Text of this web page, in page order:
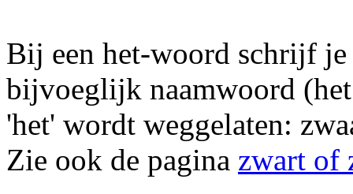
Bij een het-woord schrijf je
bijvoeglijk naamwoord
'het' wordt weggelaten:
Zie ook de pagina zwart of